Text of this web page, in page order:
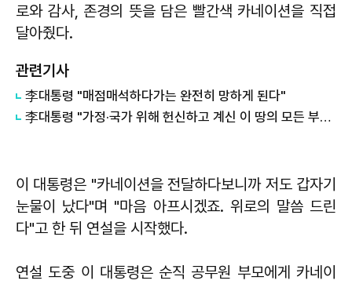
로와 감사, 존경의 뜻을 담은 빨간색 카네이션을 직접
달아줬다.
관련기사
李대통령 "매점매석하다가는 완전히 망하게 된다"
李대통령 "가정·국가 위해 헌신하고 계신 이 땅의 모든 부모님께 깊은 존경"
이 대통령은 "카네이션을 전달하다보니까 저도 갑자기
눈물이 났다"며 "마음 아프시겠죠. 위로의 말씀 드린
다"고 한 뒤 연설을 시작했다.
연설 도중 이 대통령은 순직 공무원 부모에게 카네이